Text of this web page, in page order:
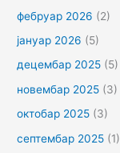
фебруар 2026 (2)
јануар 2026 (5)
децембар 2025 (5)
новембар 2025 (3)
октобар 2025 (3)
септембар 2025 (1)